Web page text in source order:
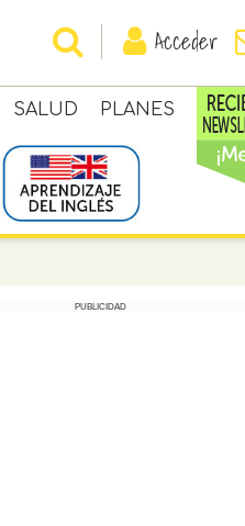
Acceder
SALUD PLANES
PUBLICIDAD